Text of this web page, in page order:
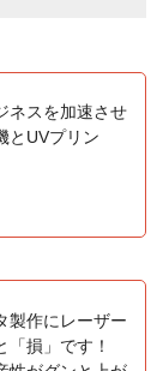
ネスを加速させ
とUVプリン
製作にレーザー
「損」です！